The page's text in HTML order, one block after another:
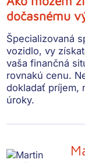
dočasnému
Špecializovaná
vozidlo, vy
vaša finančná
rovnakú cenu.
dokladať príjem,
úroky.